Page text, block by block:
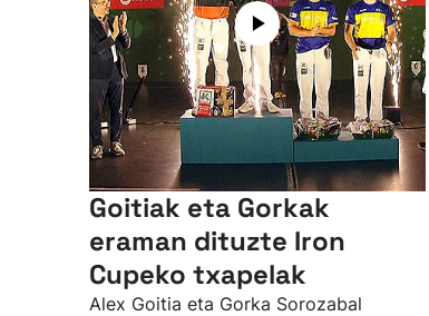
Goitiak eta Gorkak
eraman dituzte Iron
Cupeko txapelak
Alex Goitia eta Gorka Sorozabal